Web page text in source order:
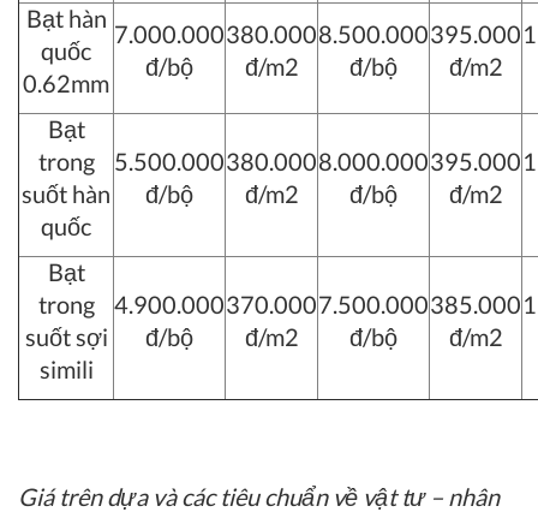
Bạt hàn
quốc
0.62mm
7.000.000
đ/bộ
380.000
đ/m2
8.500.000
đ/bộ
395.000
đ/m2
Bạt
trong
suốt hàn
quốc
5.500.000
đ/bộ
380.000
đ/m2
8.000.000
đ/bộ
395.000
đ/m2
Bạt
trong
suốt sợi
simili
4.900.000
đ/bộ
370.000
đ/m2
7.500.000
đ/bộ
385.000
đ/m2
Giá trên dựa và các tiêu chuẩn về vật tư – nhân